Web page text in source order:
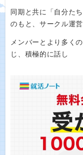
同期と共に「自分た
のもと、サークル運
メンバーとより多く
じ、積極的に話し